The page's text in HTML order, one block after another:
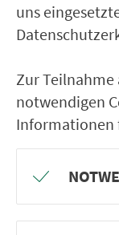
Wir sind
uns
Zur Teilnahme
notwendigen
Informationen